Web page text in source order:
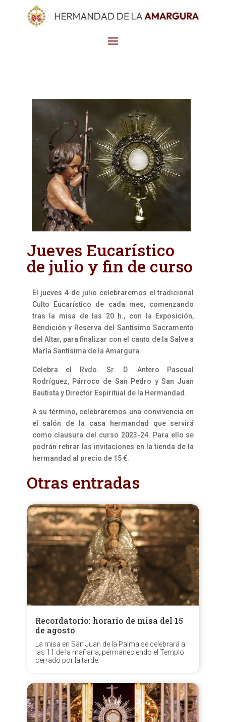
Jueves Eucarístico
de julio y fin de curso
El jueves 4 de julio celebraremos el tradicional
Culto Eucarístico de cada mes, comenzando
tras la misa de las 20 h., con la Exposición,
Bendición y Reserva del Santísimo Sacramento
del Altar, para finalizar con el canto de la Salve a
María Santísima de la Amargura.
Celebra el Rvdo. Sr. D. Antero Pascual
Rodríguez, Párroco de San Pedro y San Juan
Bautista y Director Espiritual de la Hermandad.
A su término, celebraremos una convivencia en
el salón de la casa hermandad que servirá
como clausura del curso 2023-24. Para ello se
podrán retirar las invitaciones en la tienda de la
hermandad al precio de 15 €.
Otras entradas
Recordatorio: horario de misa del 15
de agosto
La misa en San Juan de la Palma se celebrará a
las 11 de la mañana, permaneciendo el Templo
cerrado por la tarde.